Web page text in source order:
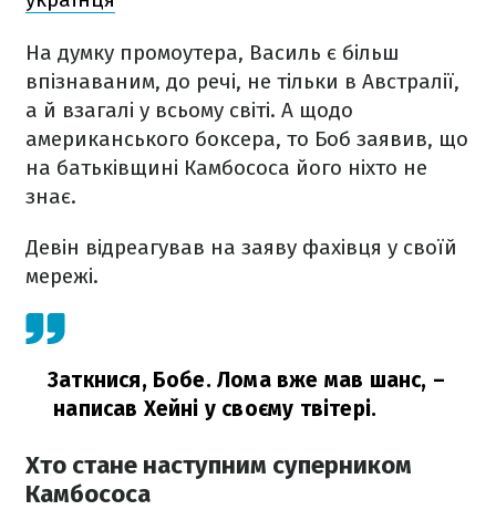
На думку промоутера, Василь є більш
впізнаваним, до речі, не тільки в Австралії,
а й взагалі у всьому світі. А щодо
американського боксера, то Боб заявив, що
на батьківщині Камбососа його ніхто не
знає.
Девін відреагував на заяву фахівця у своїй
мережі.
Заткнися, Бобе. Лома вже мав шанс, –
написав Хейні у своєму твітері.
Хто стане наступним суперником
Камбососа